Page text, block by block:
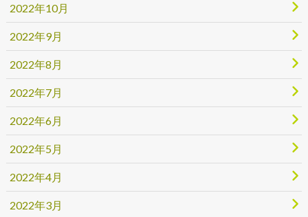
2022年10月
2022年9月
2022年8月
2022年7月
2022年6月
2022年5月
2022年4月
2022年3月